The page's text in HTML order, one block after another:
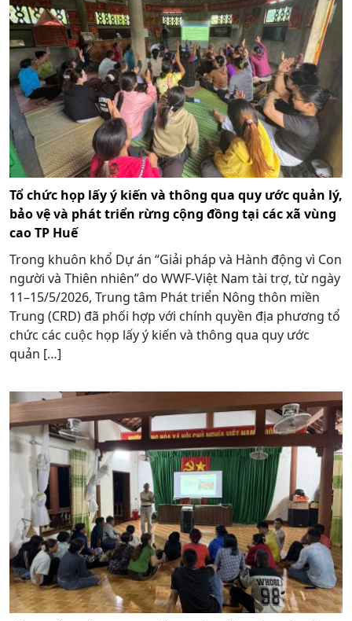
Tổ chức họp lấy ý kiến và thông qua quy ước quản lý,
bảo vệ và phát triển rừng cộng đồng tại các xã vùng
cao TP Huế
Trong khuôn khổ Dự án “Giải pháp và Hành động vì Con
người và Thiên nhiên” do WWF-Việt Nam tài trợ, từ ngày
11–15/5/2026, Trung tâm Phát triển Nông thôn miền
Trung (CRD) đã phối hợp với chính quyền địa phương tổ
chức các cuộc họp lấy ý kiến và thông qua quy ước
quản […]